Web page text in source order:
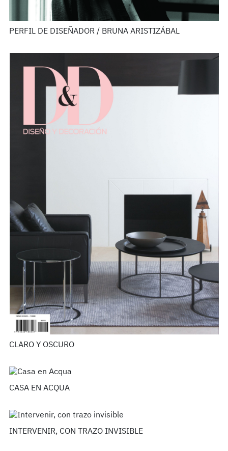
PERFIL DE DISEÑADOR / BRUNA ARISTIZÁBAL
CLARO Y OSCURO
CASA EN ACQUA
INTERVENIR, CON TRAZO INVISIBLE